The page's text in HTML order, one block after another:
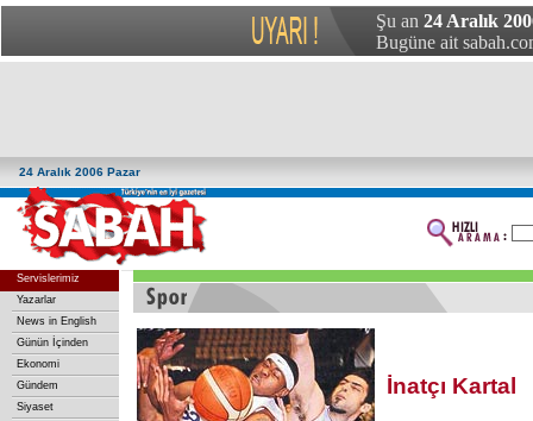
Şu an 24 Aralık
Bugüne ait
24 Aralık 2006 Pazar
Servislerimiz
Yazarlar
News in English
Günün İçinden
Ekonomi
Gündem
Siyaset
İnatçı Kartal